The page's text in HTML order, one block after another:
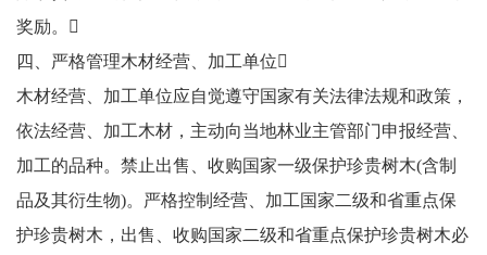
奖励。
四、严格管理木材经营、加工单位
木材经营、加工单位应自觉遵守国家有关法律法规和政策，
依法经营、加工木材，主动向当地林业主管部门申报经营、
加工的品种。禁止出售、收购国家一级保护珍贵树木(含制
品及其衍生物)。严格控制经营、加工国家二级和省重点保
护珍贵树木，出售、收购国家二级和省重点保护珍贵树木必